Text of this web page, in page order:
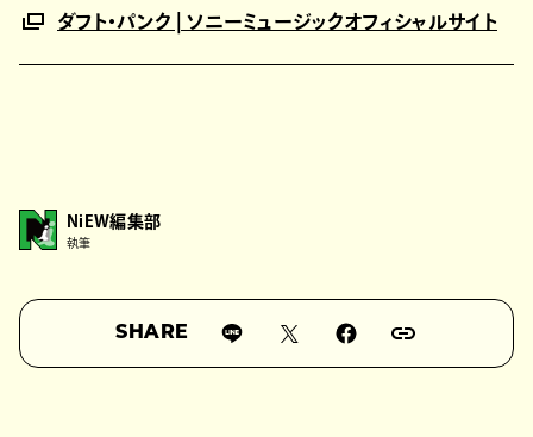
ダフト・パンク | ソニーミュージックオフィシャルサイト
NiEW編集部
執筆
SHARE